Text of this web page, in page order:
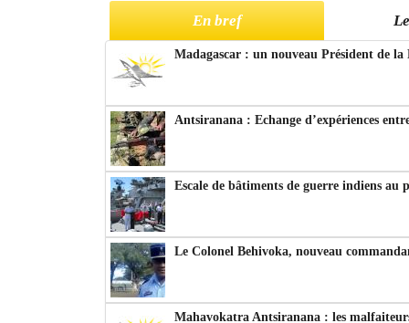
En bref
Madagascar : un nouveau Président de
Antsiranana : Echange d’expériences
Escale de bâtiments de guerre indiens au
Le Colonel Behivoka, nouveau
Mahavokatra Antsiranana : les